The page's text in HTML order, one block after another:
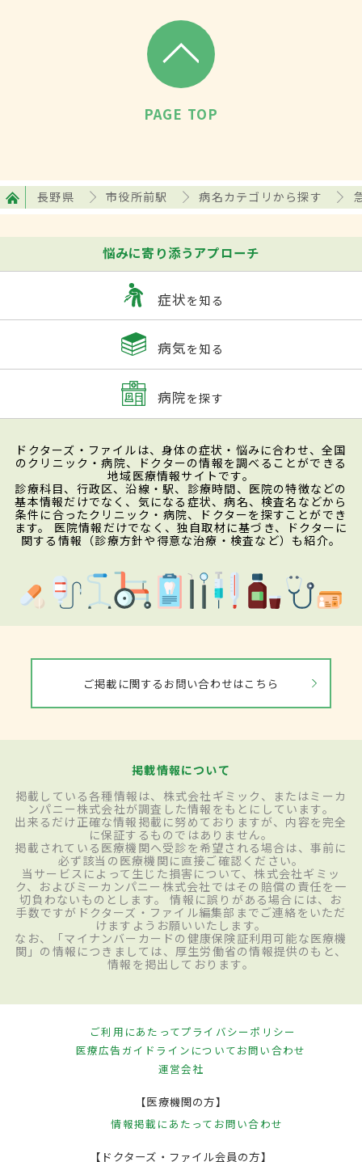
PAGE TOP
長野県 市役所前駅 病名カテゴリから探す
悩みに寄り添うアプローチ
症状を知る
病気を知る
病院を探す
ドクターズ・ファイルは、身体の症状・悩みに合わせ、全国
のクリニック・病院、ドクターの情報を調べることができる
地域医療情報サイトです。
診療科目、行政区、沿線・駅、診療時間、医院の特徴などの
基本情報だけでなく、気になる症状、病名、検査名などから
条件に合ったクリニック・病院、ドクターを探すことができ
ます。 医院情報だけでなく、独自取材に基づき、ドクターに
関する情報（診療方針や得意な治療・検査など）も紹介。
ご掲載に関するお問い合わせはこちら
掲載情報について
掲載している各種情報は、株式会社ギミック、またはミーカ
ンパニー株式会社が調査した情報をもとにしています。
出来るだけ正確な情報掲載に努めておりますが、内容を完全
に保証するものではありません。
掲載されている医療機関へ受診を希望される場合は、事前に
必ず該当の医療機関に直接ご確認ください。
当サービスによって生じた損害について、株式会社ギミッ
ク、およびミーカンパニー株式会社ではその賠償の責任を一
切負わないものとします。 情報に誤りがある場合には、お
手数ですがドクターズ・ファイル編集部までご連絡をいただ
けますようお願いいたします。
なお、「マイナンバーカードの健康保険証利用可能な医療機
関」の情報につきましては、厚生労働省の情報提供のもと、
情報を掲出しております。
ご利用にあたってプライバシーポリシー
医療広告ガイドラインについてお問い合わせ
運営会社
【医療機関の方】
情報掲載にあたって お問い合わせ
【ドクターズ・ファイル会員の方】